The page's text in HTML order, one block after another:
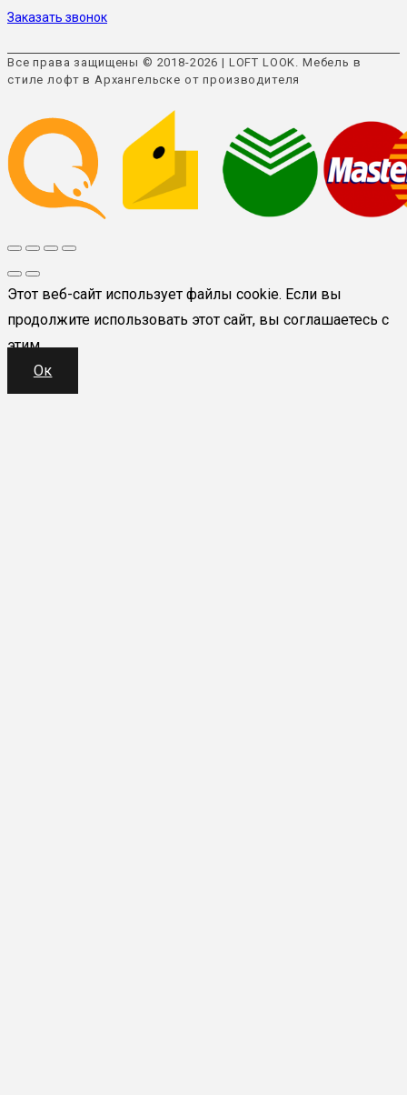
Заказать звонок
Все права защищены © 2018-2026 | LOFT LOOK. Мебель в
стиле лофт в Архангельске от производителя
Этот веб-сайт использует файлы cookie. Если вы
продолжите использовать этот сайт, вы соглашаетесь с
этим.
Ок